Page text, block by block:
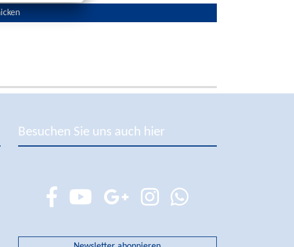
Besuchen Sie uns auch hier